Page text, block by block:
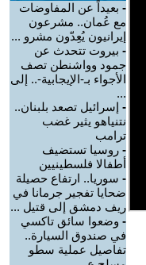
- بعيداً عن المفاوضات
مع عُمان.. مشرعون
إيرانيون يُعِدّون مشرو ...
- بيروت تتحدث عن
جمود وواشنطن تصف
الأجواء بـ-الإيجابية-.. إلى
...
- إسرائيل تصعد بلبنان..
نتنياهو يثير غضب
ترامب
- روسيا تستضيف
أطفالا فلسطينيين
- سوريا.. ارتفاع حصيلة
ضحايا تفجير جرمانا في
ريف دمشق إلى قتيل ...
- وضعوا سائق تاكسي
في صندوق السيارة..
تفاصيل عملية سطو